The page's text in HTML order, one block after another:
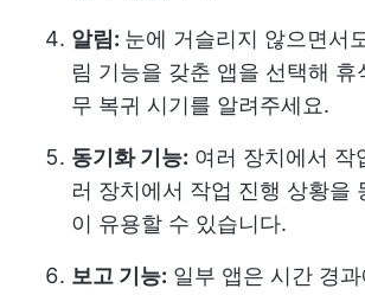
알림: 눈에 거슬리지 않으면서
림 기능을 갖춘 앱을 선택해 휴
무 복귀 시기를 알려주세요.
동기화 기능: 여러 장치에서 작
러 장치에서 작업 진행 상황을
이 유용할 수 있습니다.
보고 기능: 일부 앱은 시간 경